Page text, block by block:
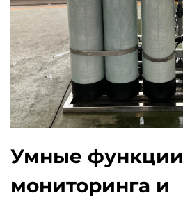
Умные функции
мониторинга и